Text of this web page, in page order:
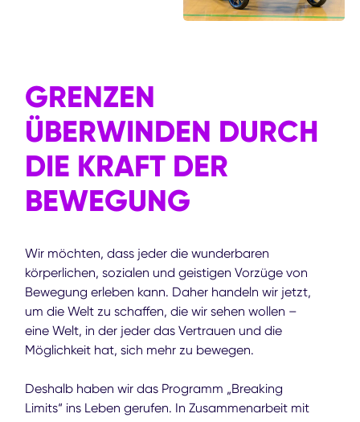
GRENZEN
ÜBERWINDEN DURCH
DIE KRAFT DER
BEWEGUNG
Wir möchten, dass jeder die wunderbaren
körperlichen, sozialen und geistigen Vorzüge von
Bewegung erleben kann. Daher handeln wir jetzt,
um die Welt zu schaffen, die wir sehen wollen –
eine Welt, in der jeder das Vertrauen und die
Möglichkeit hat, sich mehr zu bewegen.
Deshalb haben wir das Programm „Breaking
Limits“ ins Leben gerufen. In Zusammenarbeit mit